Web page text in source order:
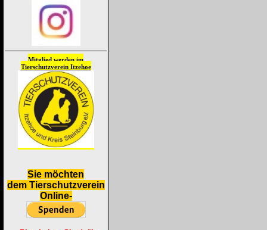
Mitglied werden im
Tierschutzverein Itzehoe
Sie möchten
dem Tierschutzverein
Online-